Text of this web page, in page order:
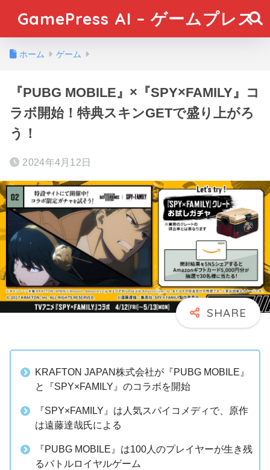
GamePress AI – ゲームプレス
ホーム ゲーム
『PUBG MOBILE』×『SPY×FAMILY』コ
ラボ開始！特典スキンGETで盛り上がろ
う！
2024年4月12日
KRAFTON JAPAN株式会社が『PUBG MOBILE』
と『SPY×FAMILY』のコラボを開始
『SPY×FAMILY』は人気スパイコメディで、原作
は遠藤達哉氏による
『PUBG MOBILE』は100人のプレイヤーが生き残
るバトルロイヤルゲーム